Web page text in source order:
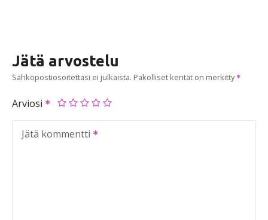
Jätä arvostelu
Sähköpostiosoitettasi ei julkaista. Pakolliset kentät on merkitty
Arviosi
Jätä kommentti